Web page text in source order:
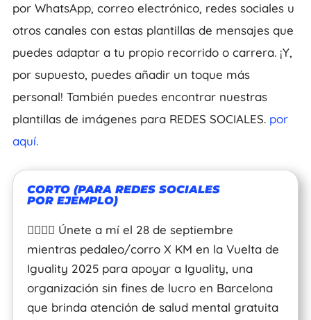
por WhatsApp, correo electrónico, redes sociales u
otros canales con estas plantillas de mensajes que
puedes adaptar a tu propio recorrido o carrera. ¡Y,
por supuesto, puedes añadir un toque más
personal! También puedes encontrar nuestras
plantillas de imágenes para REDES SOCIALES. por
aquí.
CORTO (PARA REDES SOCIALES
POR EJEMPLO)
🚴‍♂️🏃‍♀️ Únete a mí el 28 de septiembre
mientras pedaleo/corro X KM en la Vuelta de
Iguality 2025 para apoyar a Iguality, una
organización sin fines de lucro en Barcelona
que brinda atención de salud mental gratuita